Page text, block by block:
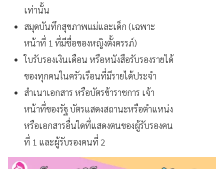
เท่านั้น
สมุดบันทึกสุขภาพแม่และเด็ก (เฉพาะ
หน้าที่ 1 ที่มีชื่อของหญิงตั้งครรภ์)
ใบรับรองเงินเดือน หรือหนังสือรับรองรายได้
ของทุกคนในครัวเรือนที่มีรายได้ประจำ
สำเนาเอกสาร หรือบัตรข้าราชการ เจ้า
หน้าที่ของรัฐ บัตรแสดงสถานะหรือตำแหน่ง
หรือเอกสารอื่นใดที่แสดงตนของผู้รับรองคน
ที่ 1 และผู้รับรองคนที่ 2